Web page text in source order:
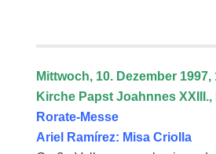
Mittwoch, 10. Dezember 1997,
Kirche Papst Joahnnes XXIII.,
Rorate-Messe
Ariel Ramírez: Misa Criolla